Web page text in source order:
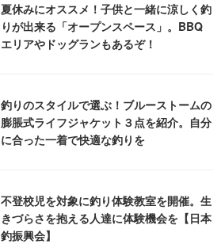
夏休みにオススメ！子供と一緒に涼しく釣
りが出来る「オープンスペース」。BBQ
エリアやドッグランもあるぞ！
釣りのスタイルで選ぶ！ブルーストームの
膨脹式ライフジャケット３点を紹介。自分
に合った一着で快適な釣りを
不登校児を対象に釣り体験教室を開催。生
きづらさを抱える人達に体験機会を【日本
釣振興会】